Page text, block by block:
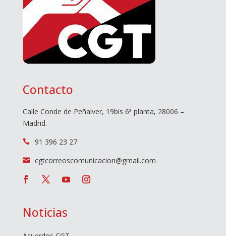
Contacto
Calle Conde de Peñalver, 19bis 6ª planta, 28006 –
Madrid.
 91 396 23 27
 cgtcorreoscomunicacion@gmail.com
Noticias